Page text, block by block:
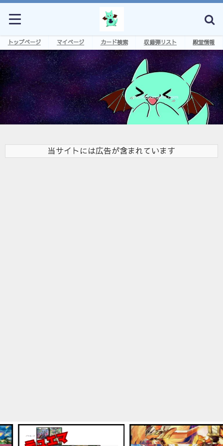
トップページ マイページ カード検索 収録弾リスト 殿堂情報
当サイトには広告が含まれています